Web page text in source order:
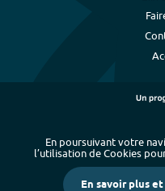
Plan du site -
Mentions légales et données
En poursuivant votre
l’utilisation de Cookies
En savoir plus